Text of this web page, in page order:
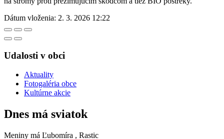
Dátum vloženia: 2. 3. 2026 12:22
Udalosti v obci
Aktuality
Fotogaléria obce
Kultúrne akcie
Dnes má sviatok
Meniny má Ľubomíra , Rastic